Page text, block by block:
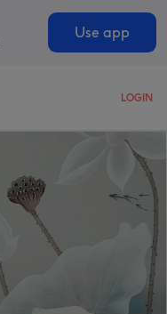
Use app
LOGIN